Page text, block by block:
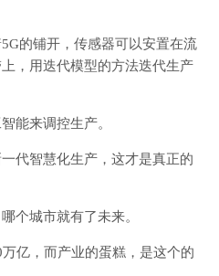
的铺开，传感器可以安置在流
，用迭代模型的方法迭代生产
能来调控生产。
代智慧化生产，这才是真正的
个城市就有了未来。
亿，而产业的蛋糕，是这个的